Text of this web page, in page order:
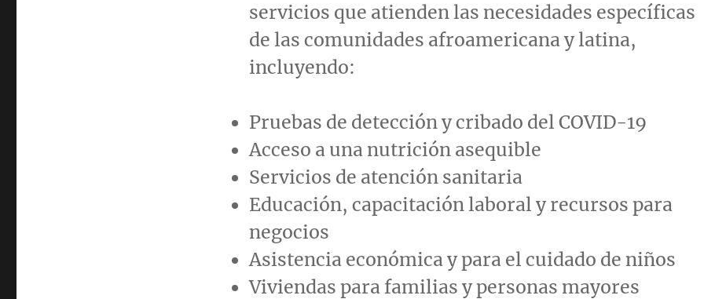
servicios que atienden las necesidades específicas
de las comunidades afroamericana y latina,
incluyendo:
Pruebas de detección y cribado del COVID-19
Acceso a una nutrición asequible
Servicios de atención sanitaria
Educación, capacitación laboral y recursos para
negocios
Asistencia económica y para el cuidado de niños
Viviendas para familias y personas mayores